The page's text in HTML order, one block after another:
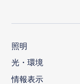
照明
光・環境
情報表示